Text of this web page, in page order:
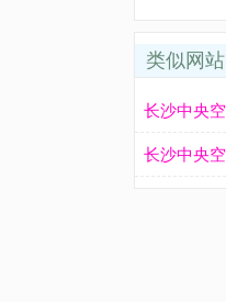
类似网站